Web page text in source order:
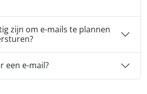
zijn om e-mails te plannen
een e-mail?